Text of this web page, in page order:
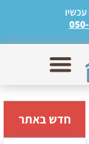
חדש באתר